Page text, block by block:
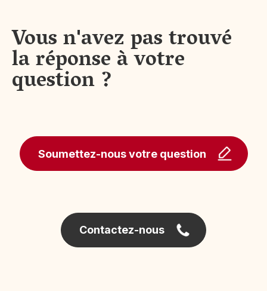
Vous n'avez pas trouvé
la réponse à votre
question ?
Soumettez-nous votre question
Contactez-nous